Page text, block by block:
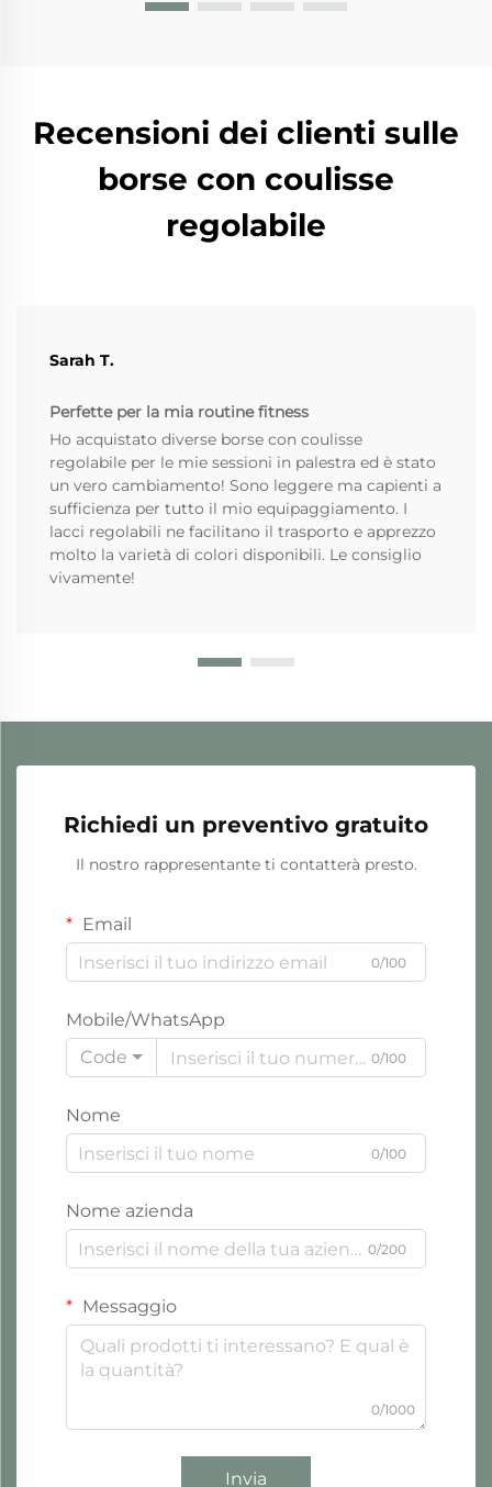
Recensioni dei clienti sulle
borse con coulisse
regolabile
Sarah T.
Perfette per la mia routine fitness
Ho acquistato diverse borse con coulisse
regolabile per le mie sessioni in palestra ed è stato
un vero cambiamento! Sono leggere ma capienti a
sufficienza per tutto il mio equipaggiamento. I
lacci regolabili ne facilitano il trasporto e apprezzo
molto la varietà di colori disponibili. Le consiglio
vivamente!
Richiedi un preventivo gratuito
Il nostro rappresentante ti contatterà presto.
Email
0/100
Mobile/WhatsApp
Code
0/100
Nome
0/100
Nome azienda
0/200
Messaggio
0/1000
Invia